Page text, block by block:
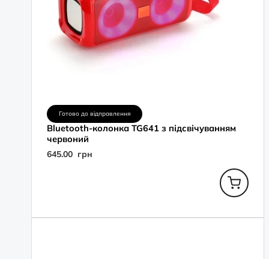
Готово до відправлення
Bluetooth-колонка TG641 з підсвічуванням
червоний
645.00 грн